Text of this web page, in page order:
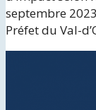
septembre
Préfet du Val-